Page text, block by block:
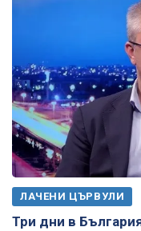
ЛАЧЕНИ ЦЪРВУЛИ
Три дни в